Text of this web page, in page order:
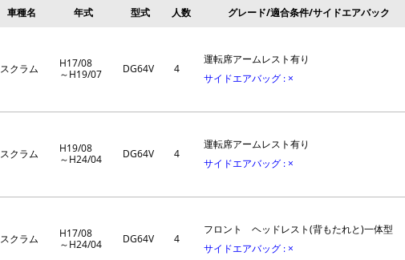
車種名 年式 型式 人数 グレード/適合条件/サイドエアバック
スクラム
H17/08
～H19/07
DG64V 4
運転席アームレスト有り
サイドエアバッグ : ×
スクラム
H19/08
～H24/04
DG64V 4
運転席アームレスト有り
サイドエアバッグ : ×
スクラム
H17/08
～H24/04
DG64V 4
フロント ヘッドレスト(背もたれと)一体型
サイドエアバッグ : ×